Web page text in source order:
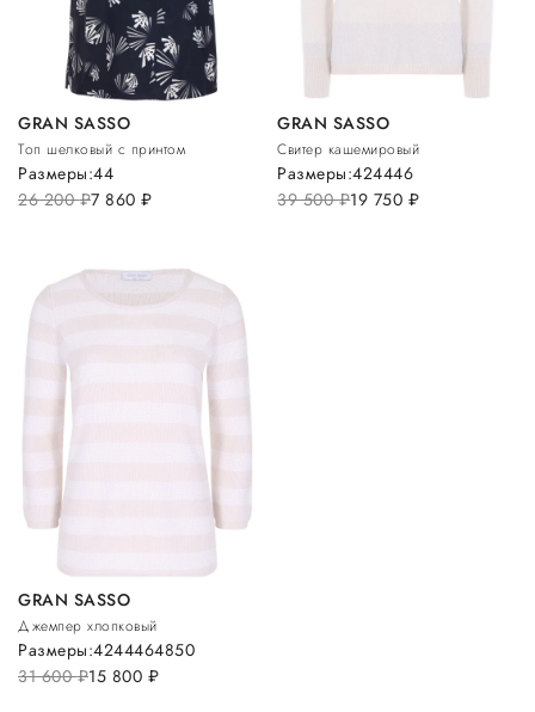
GRAN SASSO
Топ шелковый с принтом
26 200руб.7 860 руб.
Размеры:44
GRAN SASSO
Свитер кашемировый
39 500руб.19 750 руб.
Размеры:424446
GRAN SASSO
Джемпер хлопковый
31 600руб.15 800 руб.
Размеры:4244464850